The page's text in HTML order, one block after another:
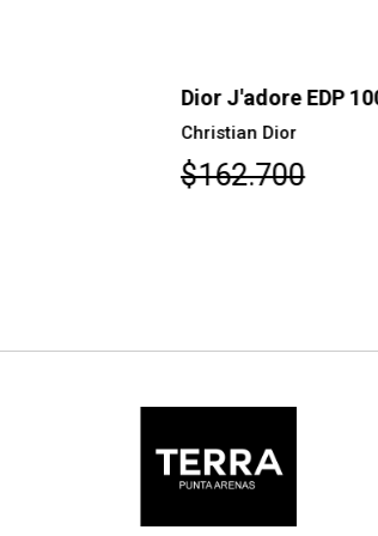
Dior J'adore EDP 100ml
Christian Dior
$162.700